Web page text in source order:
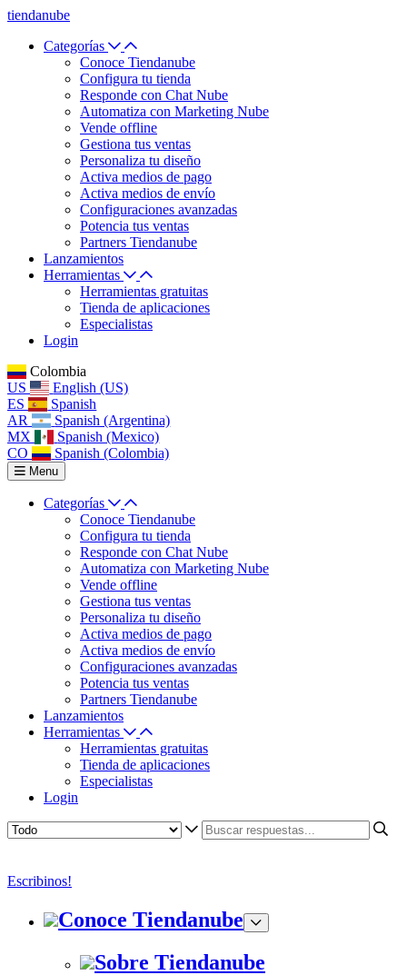
tiendanube
Categorías
Conoce Tiendanube
Configura tu tienda
Responde con Chat Nube
Automatiza con Marketing Nube
Vende offline
Gestiona tus ventas
Personaliza tu diseño
Activa medios de pago
Activa medios de envío
Configuraciones avanzadas
Potencia tus ventas
Partners Tiendanube
Lanzamientos
Herramientas
Herramientas gratuitas
Tienda de aplicaciones
Especialistas
Login
Colombia
US
English (US)
ES
Spanish
AR
Spanish (Argentina)
MX
Spanish (Mexico)
CO
Spanish (Colombia)
Menu
Categorías
Conoce Tiendanube
Configura tu tienda
Responde con Chat Nube
Automatiza con Marketing Nube
Vende offline
Gestiona tus ventas
Personaliza tu diseño
Activa medios de pago
Activa medios de envío
Configuraciones avanzadas
Potencia tus ventas
Partners Tiendanube
Lanzamientos
Herramientas
Herramientas gratuitas
Tienda de aplicaciones
Especialistas
Login
Escribinos!
Conoce Tiendanube
Sobre Tiendanube